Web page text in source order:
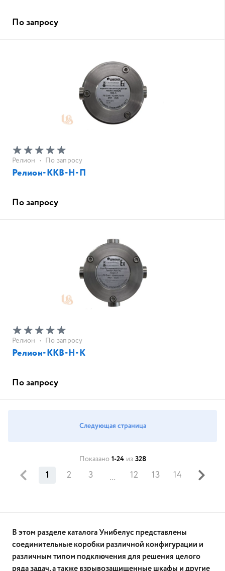
По запросу
Релион • По запросу
Релион-ККВ-Н-П
По запросу
Релион • По запросу
Релион-ККВ-Н-К
По запросу
Следующая страница
Показано 1-24 из 328
1 2 3 ... 12 13 14
В этом разделе каталога Унибелус представлены
соединительные коробки различной конфигурации и
различным типом подключения для решения целого
ряда задач, а также взрывозащищенные шкафы и другие